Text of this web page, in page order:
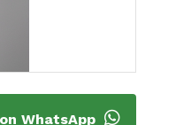
WhatsApp